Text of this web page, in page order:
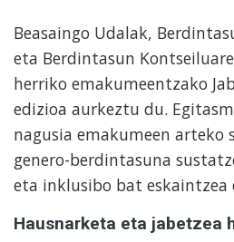
Beasaingo Udalak,
eta Berdintasun
herriko emakumeentzako
edizioa aurkeztu du.
nagusia emakumeen arteko
genero-berdintasuna
eta inklusibo bat eskaintzea
Hausnarketa eta jabetzea